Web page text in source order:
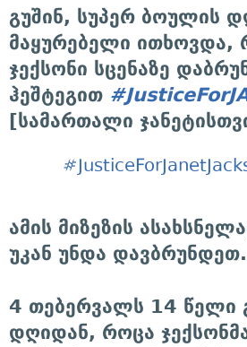
გუშინ, სუპერ ბოულის
მაყურებელი ითხოვდა,
ჯექსონი სცენაზე
ჰეშტეგით
[სამართალი
ამის მიზეზის
უკან უნდა დავბრუნდეთ.
4 თებერვალს 14 წელი
დღიდან, როცა